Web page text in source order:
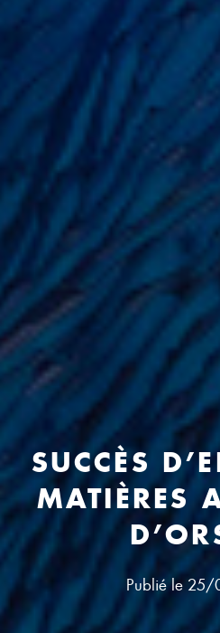
SUCCÈS
MATIÈRES
Publié le 25/